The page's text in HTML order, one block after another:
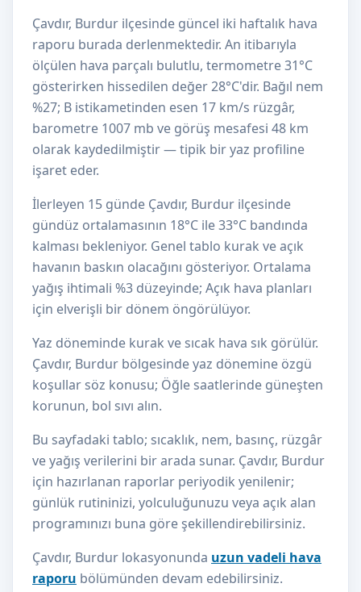
Çavdır, Burdur ilçesinde güncel iki haftalık hava
raporu burada derlenmektedir. An itibarıyla
ölçülen hava parçalı bulutlu, termometre 31°C
gösterirken hissedilen değer 28°C'dir. Bağıl nem
%27; B istikametinden esen 17 km/s rüzgâr,
barometre 1007 mb ve görüş mesafesi 48 km
olarak kaydedilmiştir — tipik bir yaz profiline
işaret eder.
İlerleyen 15 günde Çavdır, Burdur ilçesinde
gündüz ortalamasının 18°C ile 33°C bandında
kalması bekleniyor. Genel tablo kurak ve açık
havanın baskın olacağını gösteriyor. Ortalama
yağış ihtimali %3 düzeyinde; Açık hava planları
için elverişli bir dönem öngörülüyor.
Yaz döneminde kurak ve sıcak hava sık görülür.
Çavdır, Burdur bölgesinde yaz dönemine özgü
koşullar söz konusu; Öğle saatlerinde güneşten
korunun, bol sıvı alın.
Bu sayfadaki tablo; sıcaklık, nem, basınç, rüzgâr
ve yağış verilerini bir arada sunar. Çavdır, Burdur
için hazırlanan raporlar periyodik yenilenir;
günlük rutininizi, yolculuğunuzu veya açık alan
programınızı buna göre şekillendirebilirsiniz.
Çavdır, Burdur lokasyonunda uzun vadeli hava
raporu bölümünden devam edebilirsiniz.